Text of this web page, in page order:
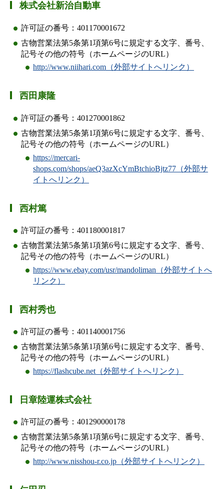
株式会社新治自動車
許可証の番号：401170001672
古物営業法第5条第1項第6号に規定する文字、番号、
記号その他の符号（ホームページのURL）
http://www.niihari.com（外部サイトへリンク）
西田康隆
許可証の番号：401270001862
古物営業法第5条第1項第6号に規定する文字、番号、
記号その他の符号（ホームページのURL）
https://mercari-
shops.com/shops/aeQ3azXcYmBtchioBjtz77（外部サ
イトへリンク）
西村篤
許可証の番号：401180001817
古物営業法第5条第1項第6号に規定する文字、番号、
記号その他の符号（ホームページのURL）
https://www.ebay.com/usr/mandoliman（外部サイトへ
リンク）
西村秀也
許可証の番号：401140001756
古物営業法第5条第1項第6号に規定する文字、番号、
記号その他の符号（ホームページのURL）
https://flashcube.net（外部サイトへリンク）
日章陸運株式会社
許可証の番号：401290000178
古物営業法第5条第1項第6号に規定する文字、番号、
記号その他の符号（ホームページのURL）
http://www.nisshou-r.co.jp（外部サイトへリンク）